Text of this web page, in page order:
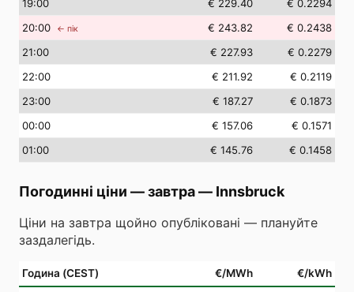
19:00 € 229.40
€ 0.2294
20:00 ← пік € 243.82
€ 0.2438
21:00 € 227.93
€ 0.2279
22:00 € 211.92
€ 0.2119
23:00 € 187.27
€ 0.1873
00:00 € 157.06
€ 0.1571
01:00 € 145.76 € 0.1458
Погодинні ціни — завтра— Innsbruck
Ціни на завтра щойно опубліковані — плануйте
заздалегідь.
Година (CEST) €/MWh €/kWh